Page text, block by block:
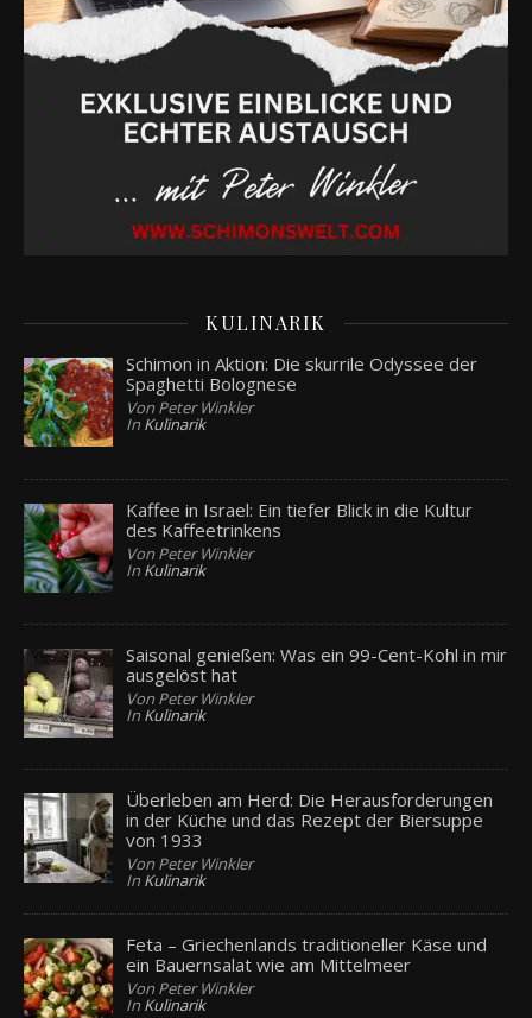
KULINARIK
Schimon in Aktion: Die skurrile Odyssee der
Spaghetti Bolognese
Von Peter Winkler
In Kulinarik
Kaffee in Israel: Ein tiefer Blick in die Kultur
des Kaffeetrinkens
Von Peter Winkler
In Kulinarik
Saisonal genießen: Was ein 99-Cent-Kohl in mir
ausgelöst hat
Von Peter Winkler
In Kulinarik
Überleben am Herd: Die Herausforderungen
in der Küche und das Rezept der Biersuppe
von 1933
Von Peter Winkler
In Kulinarik
Feta – Griechenlands traditioneller Käse und
ein Bauernsalat wie am Mittelmeer
Von Peter Winkler
In Kulinarik